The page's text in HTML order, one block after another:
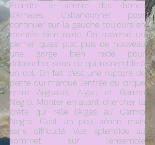
Prendre le sentier des ibones
d'Arnales. L'abandonner pour
continuer sur la gauche toujours en
montée bien raide. On traverse un
pierrier quasi plat puis de nouveau
une gorge bien raide pour
déboucher sous ce qui ressemble à
un col. En fait c'est une rupture de
pente qui marque l'entrée du cirque
entre Argualas, Algas et Garmo
Negro. Monter en allant chercher la
crête qui relie l'Algas au Garmo
Negro. C'est un peu aérien mais
sans difficulté. Vue splendide au
sommet sur l'ensemble